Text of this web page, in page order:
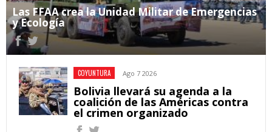
Las FFAA crea la Unidad Militar de Emergencias
y Ecología
COYUNTURA Ago 7 2026
Bolivia llevará su agenda a la
coalición de las Américas contra
el crimen organizado